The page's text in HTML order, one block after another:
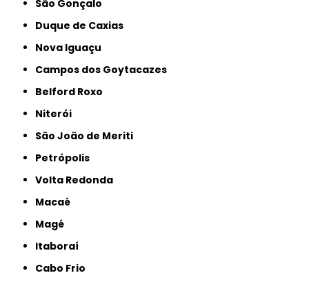
São Gonçalo
Duque de Caxias
Nova Iguaçu
Campos dos Goytacazes
Belford Roxo
Niterói
São João de Meriti
Petrópolis
Volta Redonda
Macaé
Magé
Itaboraí
Cabo Frio